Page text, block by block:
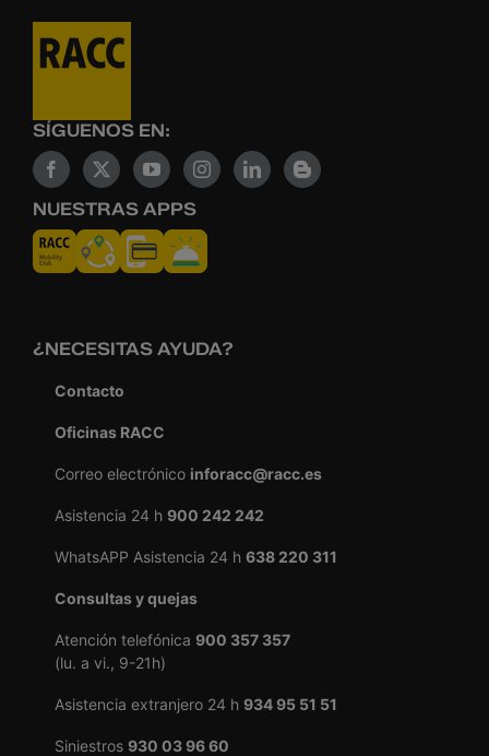
SÍGUENOS EN:
NUESTRAS APPS
¿NECESITAS AYUDA?
Contacto
Oficinas RACC
Correo electrónico inforacc@racc.es
Asistencia 24 h 900 242 242
WhatsAPP Asistencia 24 h 638 220 311
Consultas y quejas
Atención telefónica 900 357 357
(lu. a vi., 9-21h)
Asistencia extranjero 24 h 934 95 51 51
Siniestros 930 03 96 60